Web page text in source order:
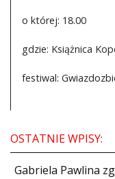
o której: 18.00
gdzie: Książnica
festiwal:
OSTATNIE WPISY:
Gabriela Pawlina